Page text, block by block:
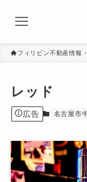
フィリピン不動産情報
レッド
広告 名古屋市